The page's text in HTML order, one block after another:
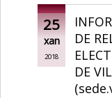
25
xan
2018
INFORMACIÓN RELATIVA Á OBRIGA
DE
DE